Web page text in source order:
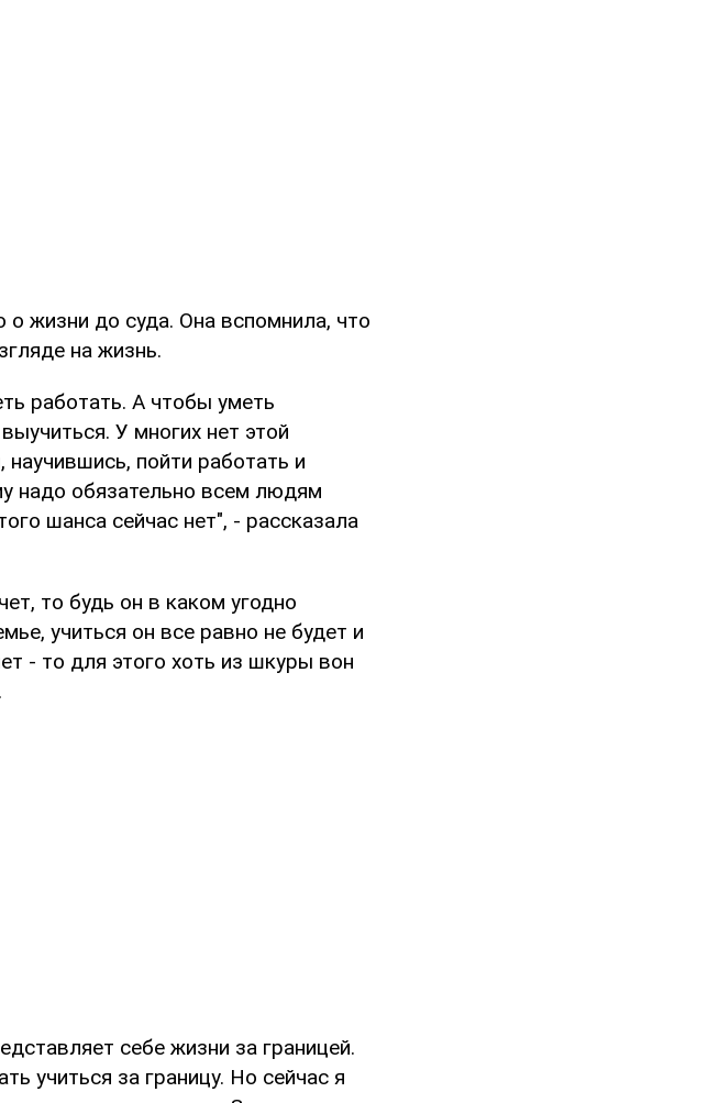
жизни до суда. Она вспомнила, что
на жизнь.
работать. А чтобы уметь
У многих нет этой
пойти работать и
надо обязательно всем людям
шанса сейчас нет", - рассказала
то будь он в каком угодно
учиться он все равно не будет и
- то для этого хоть из шкуры вон
себе жизни за границей.
учиться за границу. Но сейчас я